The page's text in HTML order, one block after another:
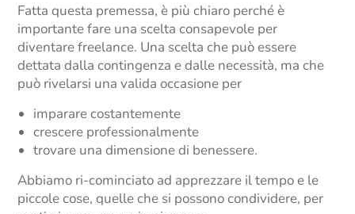
Fatta questa premessa, è più chiaro perché è
importante fare una scelta consapevole per
diventare freelance. Una scelta che può essere
dettata dalla contingenza e dalle necessità, ma che
può rivelarsi una valida occasione per
imparare costantemente
crescere professionalmente
trovare una dimensione di benessere.
Abbiamo ri-cominciato ad apprezzare il tempo e le
piccole cose, quelle che si possono condividere, per